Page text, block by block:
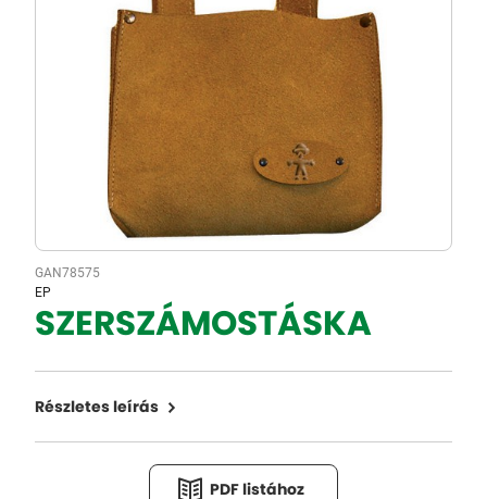
GAN78575
EP
SZERSZÁMOSTÁSKA
Részletes leírás
PDF listához